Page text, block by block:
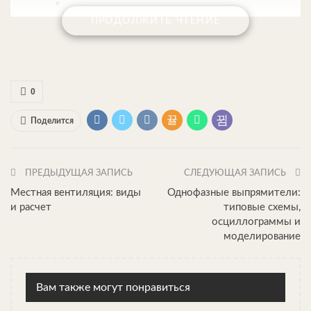
0
Поделится
ПРЕДЫДУЩАЯ ЗАПИСЬ
Местная вентиляция: виды
и расчет
СЛЕДУЮЩАЯ ЗАПИСЬ
Однофазные выпрямители:
типовые схемы,
осциллограммы и
моделирование
Вам также могут понравиться